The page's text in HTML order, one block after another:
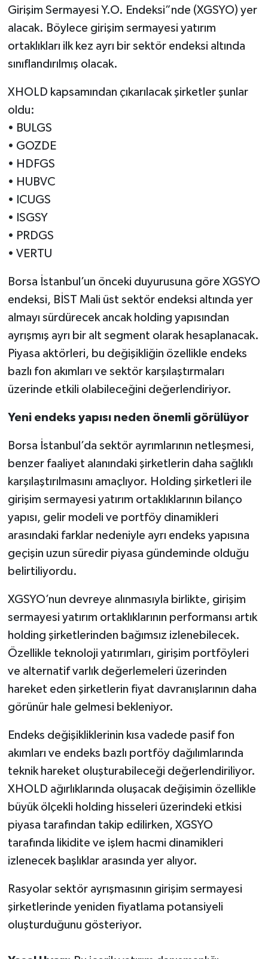
Girişim Sermayesi Y.O. Endeksi”nde (XGSYO) yer
alacak. Böylece girişim sermayesi yatırım
ortaklıkları ilk kez ayrı bir sektör endeksi altında
sınıflandırılmış olacak.
XHOLD kapsamından çıkarılacak şirketler şunlar
oldu:
• BULGS
• GOZDE
• HDFGS
• HUBVC
• ICUGS
• ISGSY
• PRDGS
• VERTU
Borsa İstanbul’un önceki duyurusuna göre XGSYO
endeksi, BİST Mali üst sektör endeksi altında yer
almayı sürdürecek ancak holding yapısından
ayrışmış ayrı bir alt segment olarak hesaplanacak.
Piyasa aktörleri, bu değişikliğin özellikle endeks
bazlı fon akımları ve sektör karşılaştırmaları
üzerinde etkili olabileceğini değerlendiriyor.
Yeni endeks yapısı neden önemli görülüyor
Borsa İstanbul’da sektör ayrımlarının netleşmesi,
benzer faaliyet alanındaki şirketlerin daha sağlıklı
karşılaştırılmasını amaçlıyor. Holding şirketleri ile
girişim sermayesi yatırım ortaklıklarının bilanço
yapısı, gelir modeli ve portföy dinamikleri
arasındaki farklar nedeniyle ayrı endeks yapısına
geçişin uzun süredir piyasa gündeminde olduğu
belirtiliyordu.
XGSYO’nun devreye alınmasıyla birlikte, girişim
sermayesi yatırım ortaklıklarının performansı artık
holding şirketlerinden bağımsız izlenebilecek.
Özellikle teknoloji yatırımları, girişim portföyleri
ve alternatif varlık değerlemeleri üzerinden
hareket eden şirketlerin fiyat davranışlarının daha
görünür hale gelmesi bekleniyor.
Endeks değişikliklerinin kısa vadede pasif fon
akımları ve endeks bazlı portföy dağılımlarında
teknik hareket oluşturabileceği değerlendiriliyor.
XHOLD ağırlıklarında oluşacak değişimin özellikle
büyük ölçekli holding hisseleri üzerindeki etkisi
piyasa tarafından takip edilirken, XGSYO
tarafında likidite ve işlem hacmi dinamikleri
izlenecek başlıklar arasında yer alıyor.
Rasyolar sektör ayrışmasının girişim sermayesi
şirketlerinde yeniden fiyatlama potansiyeli
oluşturduğunu gösteriyor.